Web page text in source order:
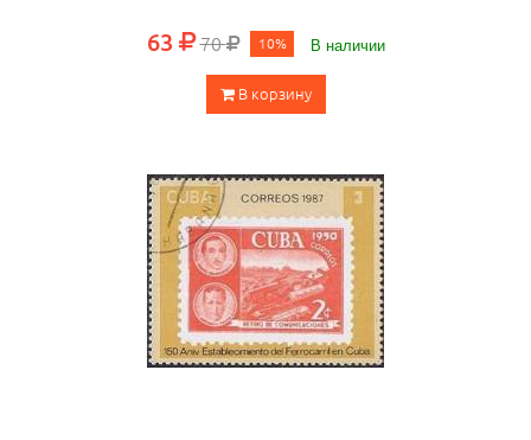
63 70 10% В наличии
В корзину